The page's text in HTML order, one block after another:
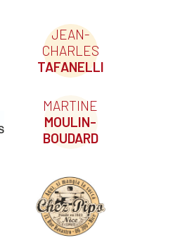
JEAN-
CHARLES
TAFANELLI
MARTINE
MOULIN-
BOUDARD